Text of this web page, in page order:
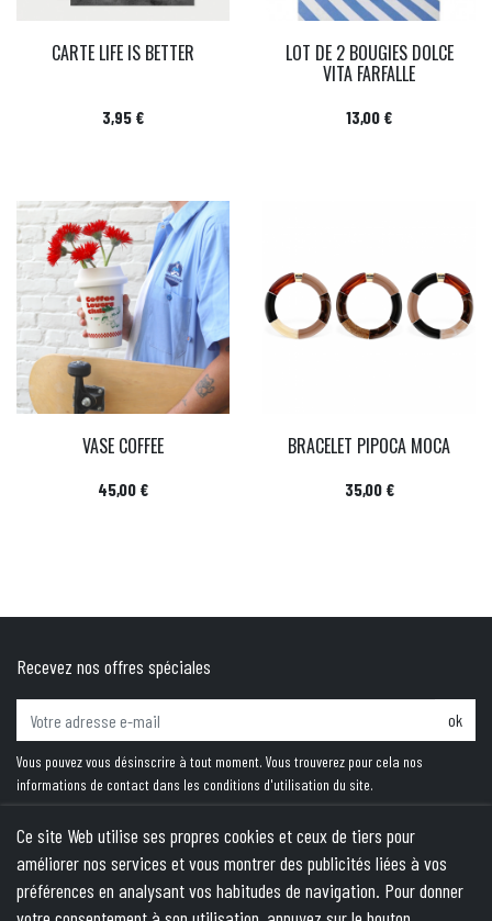
CARTE LIFE IS BETTER
Prix
3,95 €
LOT DE 2 BOUGIES DOLCE
VITA FARFALLE
Prix
13,00 €
VASE COFFEE
Prix
45,00 €
BRACELET PIPOCA MOCA
Prix
35,00 €
Recevez nos offres spéciales
ok
Vous pouvez vous désinscrire à tout moment. Vous trouverez pour cela nos
informations de contact dans les conditions d'utilisation du site.
PRODUITS
Ce site Web utilise ses propres cookies et ceux de tiers pour
améliorer nos services et vous montrer des publicités liées à vos
préférences en analysant vos habitudes de navigation. Pour donner